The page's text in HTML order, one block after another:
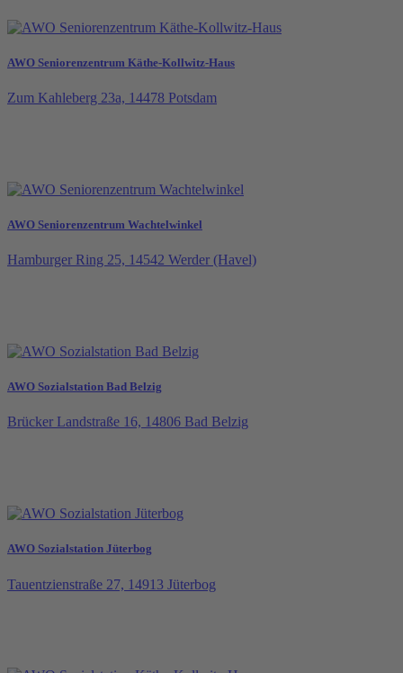
AWO Seniorenzentrum Käthe-Kollwitz-Haus
Zum Kahleberg 23a, 14478 Potsdam
AWO Seniorenzentrum Wachtelwinkel
Hamburger Ring 25, 14542 Werder (Havel)
AWO Sozialstation Bad Belzig
Brücker Landstraße 16, 14806 Bad Belzig
AWO Sozialstation Jüterbog
Tauentzienstraße 27, 14913 Jüterbog